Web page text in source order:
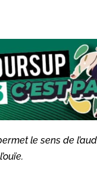
le sens de